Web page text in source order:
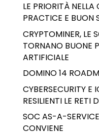
LE PRIORITÀ NELLA
PRACTICE E BUON
CRYPTOMINER, LE
TORNANO BUONE
ARTIFICIALE
DOMINO 14
CYBERSECURITY E
RESILIENTI LE RETI
SOC AS-A-
CONVIENE